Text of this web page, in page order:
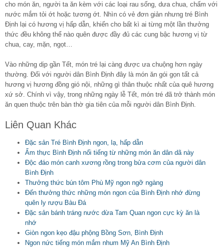
cho món ăn, người ta ăn kèm với các loại rau sống, dưa chua, chấm với
nước mắm tỏi ớt hoặc tương ớt. Nhìn có vẻ đơn giản nhưng tré Bình
Định lại có hương vị hấp dẫn, khiến cho bất kì ai từng một lần thưởng
thức đều không thể nào quên được đầy đủ các cung bậc hương vị từ
chua, cay, mặn, ngọt…
Vào những dịp gần Tết, món tré lại càng được ưa chuộng hơn ngày
thường. Đối với người dân Bình Định đây là món ăn gói gọn tất cả
hương vị hương đồng gió nội, những gì thân thuộc nhất của quê hương
xứ sở. Chính vì vậy, trong những ngày lễ Tết, món tré đã trở thành món
ăn quen thuộc trên bàn thờ gia tiên của mỗi người dân Bình Định.
Liên Quan Khác
Đặc sản Tré Bình Định ngon, lạ, hấp dẫn
Ẩm thực Bình Định nổi tiếng từ những món ăn dân dã này
Độc đáo món canh xương rồng trong bửa cơm của người dân
Bình Định
Thưởng thức bún tôm Phù Mỹ ngon ngỡ ngàng
Đến thưởng thức những món ngon của Bình Định nhớ đừng
quên ly rượu Bàu Đá
Đặc sản bánh tráng nước dừa Tam Quan ngon cực kỳ ăn là
nhớ
Giòn ngon kẹo đậu phộng Bồng Sơn, Bình Định
Ngon nức tiếng món mắm nhum Mỹ An Bình Định